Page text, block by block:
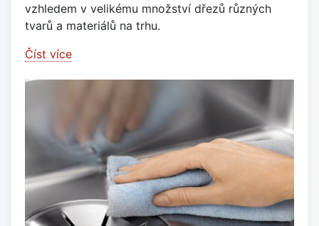
vzhledem v velikému množství dřezů různých
tvarů a materiálů na trhu.
Číst více